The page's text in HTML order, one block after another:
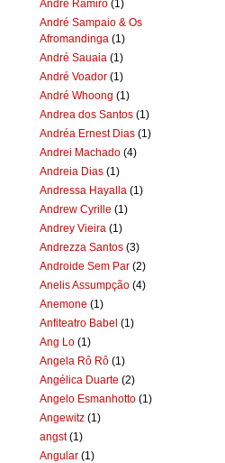
André Ramiro (1)
André Sampaio & Os
Afromandinga (1)
André Sauaia (1)
André Voador (1)
André Whoong (1)
Andrea dos Santos (1)
Andréa Ernest Dias (1)
Andrei Machado (4)
Andreia Dias (1)
Andressa Hayalla (1)
Andrew Cyrille (1)
Andrey Vieira (1)
Andrezza Santos (3)
Androide Sem Par (2)
Anelis Assumpção (4)
Anemone (1)
Anfiteatro Babel (1)
Ang Lo (1)
Angela Rô Rô (1)
Angélica Duarte (2)
Angelo Esmanhotto (1)
Angewitz (1)
angst (1)
Angular (1)